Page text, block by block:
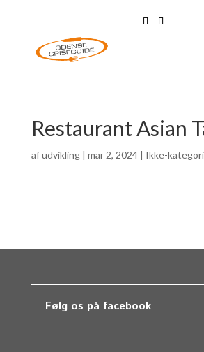
Restaurant Asian
afudvikling| mar 2, 2024| Ikke-
Følg os på facebook